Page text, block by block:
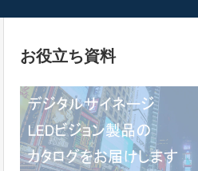
お役立ち資料